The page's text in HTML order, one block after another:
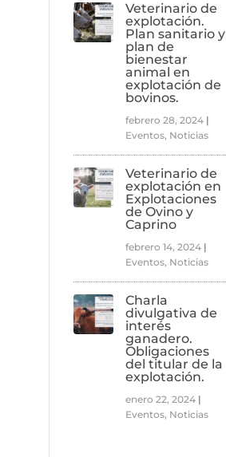
Veterinario de
explotación.
Plan sanitario y
plan de
bienestar
animal en
explotación de
bovinos.
febrero 28, 2024 |
Eventos, Noticias
Veterinario de
explotación en
Explotaciones
de Ovino y
Caprino
febrero 14, 2024 |
Eventos, Noticias
Charla
divulgativa de
interés
ganadero.
Obligaciones
del titular de la
explotación.
enero 22, 2024 |
Eventos, Noticias